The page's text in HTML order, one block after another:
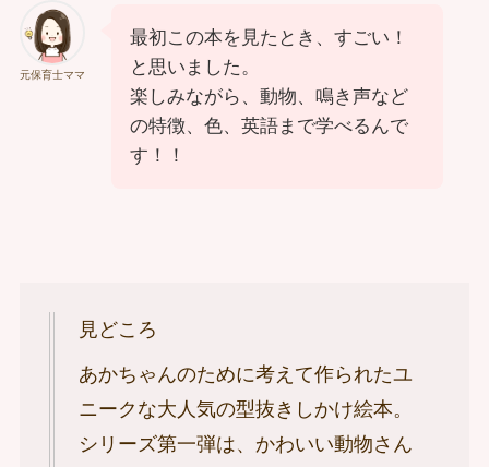
元保育士ママ
最初この本を見たとき、すごい！
と思いました。
楽しみながら、動物、鳴き声など
の特徴、色、英語まで学べるんで
す！！
見どころ
あかちゃんのために考えて作られたユ
ニークな大人気の型抜きしかけ絵本。
シリーズ第一弾は、かわいい動物さん